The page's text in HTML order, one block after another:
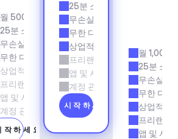
업무
월 500개 트랙
25분 소요 시간
무손실 품질
무한 다운로드
상업적 사용
프리랜서 및 에이전시 업무
앱 및 서비스
계정 관리자 지원
작하세요
25분 소요 시간
무손실 품질
무한 다운로드
상업적 사용
프리랜서 및 에이전시 업무
앱 및 서비스
계정 관리자 지원
지금 시작하세요
월 1,000
25분 소요
무손실 품
무한 다운
상업적 사
프리랜서
앱 및 서비